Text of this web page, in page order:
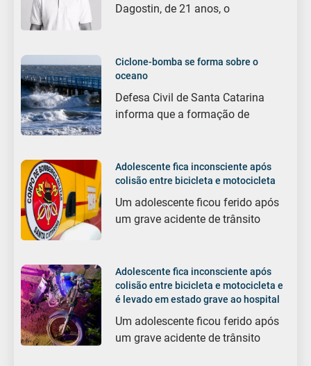
Dagostin, de 21 anos, o
Ciclone-bomba se forma sobre o
oceano
Defesa Civil de Santa Catarina
informa que a formação de
Adolescente fica inconsciente após
colisão entre bicicleta e motocicleta
Um adolescente ficou ferido após
um grave acidente de trânsito
Adolescente fica inconsciente após
colisão entre bicicleta e motocicleta e
é levado em estado grave ao hospital
Um adolescente ficou ferido após
um grave acidente de trânsito